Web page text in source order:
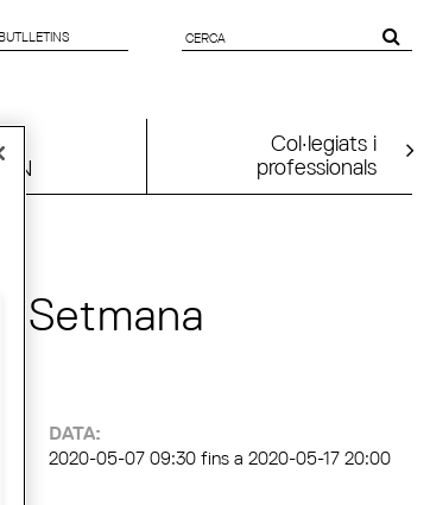
DE CERCA
Col·legiats i
professionals
Setmana
DATA:
2020-05-07 09:30 fins a 2020-05-17 20:00